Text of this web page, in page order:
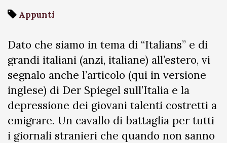
Appunti
Dato che siamo in tema di “Italians” e di
grandi italiani (anzi, italiane) all’estero, vi
segnalo anche l’articolo (qui in versione
inglese) di Der Spiegel sull’Italia e la
depressione dei giovani talenti costretti a
emigrare. Un cavallo di battaglia per tutti
i giornali stranieri che quando non sanno